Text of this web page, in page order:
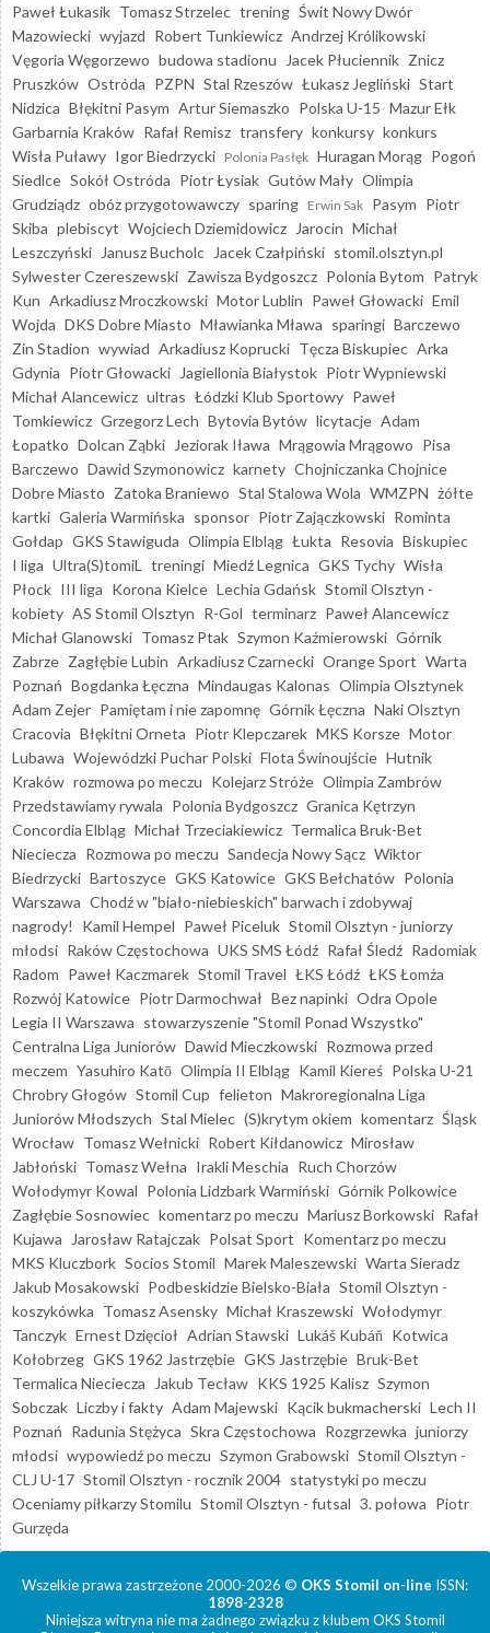
Paweł Łukasik Tomasz Strzelec trening Świt Nowy Dwór
Mazowiecki wyjazd Robert Tunkiewicz Andrzej Królikowski
Vęgoria Węgorzewo budowa stadionu Jacek Płuciennik Znicz
Pruszków Ostróda PZPN Stal Rzeszów Łukasz Jegliński Start
Nidzica Błękitni Pasym Artur Siemaszko Polska U-15 Mazur Ełk
Garbarnia Kraków Rafał Remisz transfery konkursy konkurs
Wisła Puławy Igor Biedrzycki Polonia Pasłęk Huragan Morąg Pogoń
Siedlce Sokół Ostróda Piotr Łysiak Gutów Mały Olimpia
Grudziądz obóz przygotowawczy sparing Erwin Sak Pasym Piotr
Skiba plebiscyt Wojciech Dziemidowicz Jarocin Michał
Leszczyński
Janusz Bucholc Jacek Czałpiński stomil.olsztyn.pl
Sylwester Czereszewski Zawisza Bydgoszcz Polonia Bytom Patryk
Kun Arkadiusz Mroczkowski Motor Lublin Paweł Głowacki Emil
Wojda DKS Dobre Miasto Mławianka Mława sparingi Barczewo
Zin Stadion wywiad Arkadiusz Koprucki Tęcza Biskupiec Arka
Gdynia Piotr Głowacki Jagiellonia Białystok Piotr Wypniewski
Michał Alancewicz ultras Łódzki Klub Sportowy Paweł
Tomkiewicz Grzegorz Lech Bytovia Bytów licytacje Adam
Łopatko Dolcan Ząbki Jeziorak Iława Mrągowia Mrągowo Pisa
Barczewo Dawid Szymonowicz karnety Chojniczanka Chojnice
Dobre Miasto Zatoka Braniewo Stal Stalowa Wola WMZPN żółte
kartki Galeria Warmińska sponsor Piotr Zajączkowski Rominta
Gołdap GKS Stawiguda Olimpia Elbląg Łukta Resovia Biskupiec
I liga Ultra(S)tomiL treningi Miedź Legnica GKS Tychy Wisła
Płock III liga Korona Kielce Lechia Gdańsk Stomil Olsztyn -
kobiety AS Stomil Olsztyn R-Gol terminarz Paweł Alancewicz
Michał Glanowski Tomasz Ptak Szymon Kaźmierowski Górnik
Zabrze Zagłębie Lubin Arkadiusz Czarnecki Orange Sport Warta
Poznań Bogdanka Łęczna Mindaugas Kalonas Olimpia Olsztynek
Adam Zejer Pamiętam i nie zapomnę Górnik Łęczna Naki Olsztyn
Cracovia Błękitni Orneta Piotr Klepczarek MKS Korsze Motor
Lubawa Wojewódzki Puchar Polski Flota Świnoujście Hutnik
Kraków rozmowa po meczu Kolejarz Stróże Olimpia Zambrów
Przedstawiamy rywala Polonia Bydgoszcz Granica Kętrzyn
Concordia Elbląg Michał Trzeciakiewicz Termalica Bruk-Bet
Nieciecza Rozmowa po meczu Sandecja Nowy Sącz Wiktor
Biedrzycki Bartoszyce GKS Katowice GKS Bełchatów Polonia
Warszawa Chodź w "biało-niebieskich" barwach i zdobywaj
nagrody!
Kamil Hempel Paweł Piceluk Stomil Olsztyn - juniorzy
młodsi Raków Częstochowa UKS SMS Łódź Rafał Śledź Radomiak
Radom Paweł Kaczmarek Stomil Travel ŁKS Łódź ŁKS Łomża
Rozwój Katowice Piotr Darmochwał Bez napinki Odra Opole
Legia II Warszawa stowarzyszenie "Stomil Ponad Wszystko"
Centralna Liga Juniorów Dawid Mieczkowski Rozmowa przed
meczem Yasuhiro Katō Olimpia II Elbląg Kamil Kiereś Polska U-21
Chrobry Głogów Stomil Cup felieton Makroregionalna Liga
Juniorów Młodszych Stal Mielec (S)krytym okiem komentarz Śląsk
Wrocław Tomasz Wełnicki Robert Kiłdanowicz Mirosław
Jabłoński Tomasz Wełna Irakli Meschia Ruch Chorzów
Wołodymyr Kowal Polonia Lidzbark Warmiński Górnik Polkowice
Zagłębie Sosnowiec komentarz po meczu Mariusz Borkowski Rafał
Kujawa
Jarosław Ratajczak Polsat Sport Komentarz po meczu
MKS Kluczbork Socios Stomil Marek Maleszewski Warta Sieradz
Jakub Mosakowski Podbeskidzie Bielsko-Biała Stomil Olsztyn -
koszykówka Tomasz Asensky Michał Kraszewski Wołodymyr
Tanczyk Ernest Dzięcioł Adrian Stawski Lukáš Kubáň Kotwica
Kołobrzeg GKS 1962 Jastrzębie GKS Jastrzębie Bruk-Bet
Termalica Nieciecza
Jakub Tecław KKS 1925 Kalisz Szymon
Sobczak Liczby i fakty Adam Majewski Kącik bukmacherski Lech II
Poznań Radunia Stężyca Skra Częstochowa Rozgrzewka juniorzy
młodsi wypowiedź po meczu Szymon Grabowski Stomil Olsztyn -
CLJ U-17 Stomil Olsztyn - rocznik 2004 statystyki po meczu
Oceniamy piłkarzy Stomilu Stomil Olsztyn - futsal 3. połowa Piotr
Gurzęda
Wszelkie prawa zastrzeżone 2000-2026 © OKS Stomil on-line ISSN:
1898-2328
Niniejsza witryna nie ma żadnego związku z klubem OKS Stomil